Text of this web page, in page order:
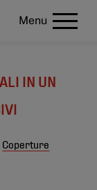
Menu
IN UN
Coperture